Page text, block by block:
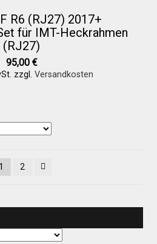
R6 (RJ27) 2017+
für IMT-Heckrahmen
(RJ27)
95,00 €
zzgl. Versandkosten
1 2